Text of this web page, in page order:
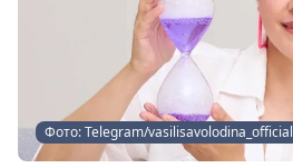
Фото: Telegram/vasilisavolodina_official